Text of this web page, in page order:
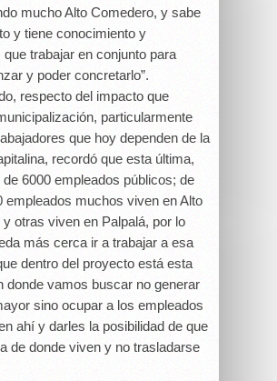
mucho Alto Comedero, y sabe
y tiene conocimiento y
trabajar en conjunto para
y poder concretarlo”.
respecto del impacto que
particularmente
que hoy dependen de la
recordó que esta última,
de 6000 empleados públicos; de
empleados muchos viven en Alto
otras viven en Palpalá, por lo
más cerca ir a trabajar a esa
dentro del proyecto está esta
donde vamos buscar no generar
sino ocupar a los empleados
ahí y darles la posibilidad de que
de donde viven y no trasladarse